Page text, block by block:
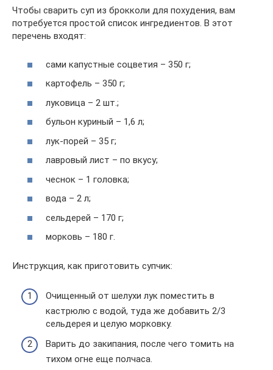
Чтобы сварить суп из брокколи для похудения, вам
потребуется простой список ингредиентов. В этот
перечень входят:
сами капустные соцветия – 350 г;
картофель – 350 г;
луковица – 2 шт.;
бульон куриный – 1,6 л;
лук-порей – 35 г;
лавровый лист – по вкусу;
чеснок – 1 головка;
вода – 2 л;
сельдерей – 170 г;
морковь – 180 г.
Инструкция, как приготовить супчик:
Очищенный от шелухи лук поместить в
кастрюлю с водой, туда же добавить 2/3
сельдерея и целую морковку.
Варить до закипания, после чего томить на
тихом огне еще полчаса.